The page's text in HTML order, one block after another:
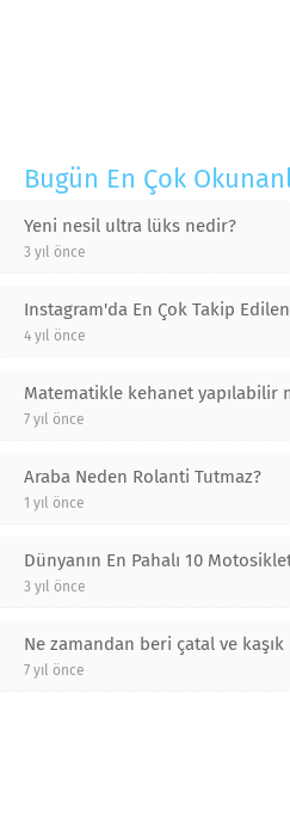
Bugün En Çok
Yeni nesil ultra lüks nedir?
3 yıl önce
Instagram'da En Çok Takip
4 yıl önce
Matematikle kehanet yapılabilir
7 yıl önce
Araba Neden Rolanti Tutmaz?
1 yıl önce
Dünyanın En Pahalı 10
3 yıl önce
Ne zamandan beri çatal ve
7 yıl önce